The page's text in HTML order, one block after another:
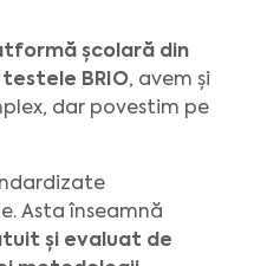
școlară din
BRIO, avem și
dar povestim pe
Asta înseamnă
și evaluat de